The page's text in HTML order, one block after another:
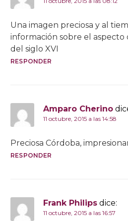
Una imagen preciosa y al
información sobre el aspecto
del siglo XVI
RESPONDER
Amparo Cherino
11 octubre, 2015 a las 14:58
Preciosa Córdoba,
RESPONDER
Frank Philips dice:
11 octubre, 2015 a las 16:57